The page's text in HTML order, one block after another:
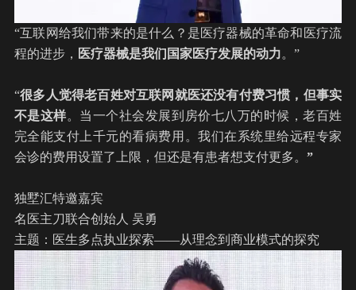
“互联网给我们带来的是什么？是医疗器械的革命和医疗流
程的进步， 医疗器械是我们国家医疗发展的动力。”
“很多人觉得老百姓对互联网就医还没有付费习惯，但事实
不是这样。当一个社会发展到房价七八万的时候，老百姓
完全能支付上千元的看病费用。我们在系统里给远程专家
会诊的费用设置了上限，但还是有患者想支付更多。 ”
独墅汇特邀嘉宾
名医主刀联合创始人 吴勇
主题：医生多点执业探索——从理念到商业模式的探究